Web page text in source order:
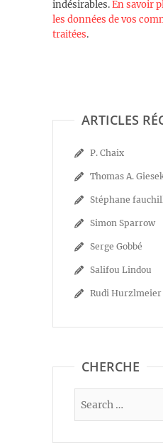
indésirables.En savoir
les données de vos
traitées.
ARTICLES
P. Chaix
Thomas A.
Stéphane
Simon Sparrow
Serge Gobbé
Salifou Lindou
Rudi Hurzlmeier
CHERCHE